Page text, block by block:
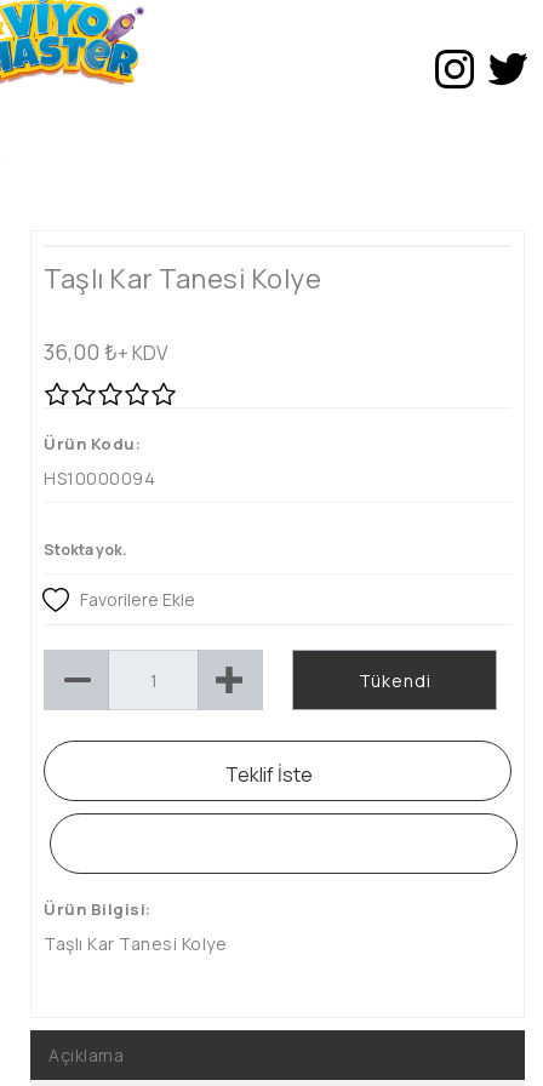
Taşlı Kar Tanesi Kolye
36,00 ₺+ KDV
Ürün Kodu:
HS10000094
Stokta yok.
Favorilere Ekle
Tükendi
Teklif İste
Ürün Bilgisi:
Taşlı Kar Tanesi Kolye
Açıklama